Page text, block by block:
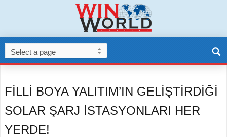
FİLLİ BOYA YALITIM’IN GELİŞTİRDİĞİ
SOLAR ŞARJ İSTASYONLARI HER
YERDE!